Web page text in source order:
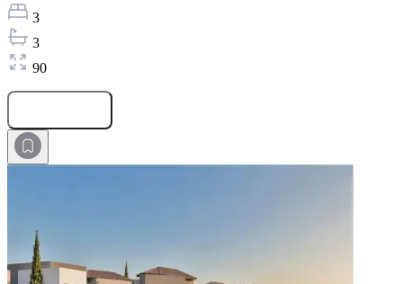
3
3
90